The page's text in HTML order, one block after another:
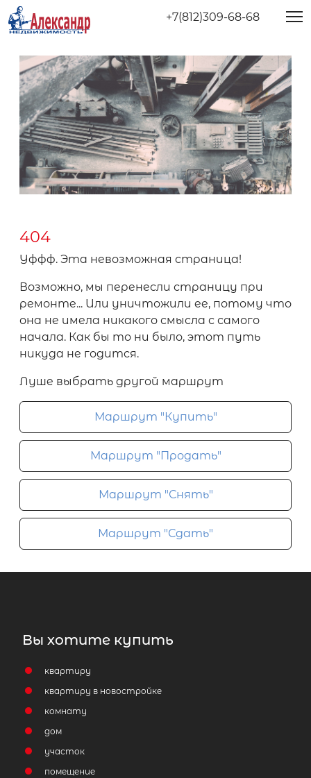
+7(812)309-68-68
404
Уффф. Эта невозможная страница!
Возможно, мы перенесли страницу при
ремонте... Или уничтожили ее, потому что
она не имела никакого смысла с самого
начала. Как бы то ни было, этот путь
никуда не годится.
Луше выбрать другой маршрут
Маршрут "Купить"
Маршрут "Продать"
Маршрут "Снять"
Маршрут "Сдать"
Вы хотите купить
квартиру
квартиру в новостройке
комнату
дом
участок
помещение